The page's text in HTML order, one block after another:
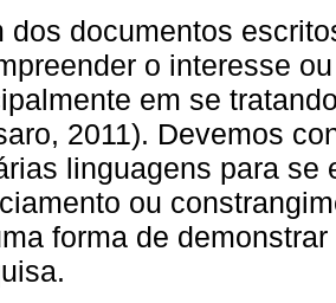
dos documentos
o interesse
em se
2011). Devemos
linguagens para se
ou
forma de